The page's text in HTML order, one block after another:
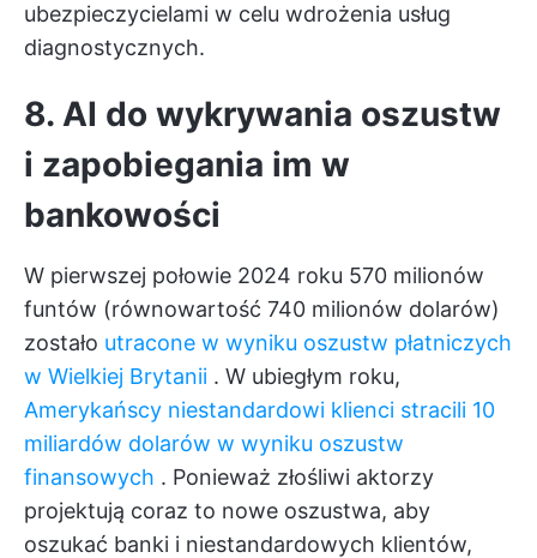
ubezpieczycielami w celu wdrożenia usług
diagnostycznych.
8. AI do wykrywania oszustw
i zapobiegania im w
bankowości
W pierwszej połowie 2024 roku 570 milionów
funtów (równowartość 740 milionów dolarów)
zostało utracone w wyniku oszustw płatniczych
w Wielkiej Brytanii . W ubiegłym roku,
Amerykańscy niestandardowi klienci stracili 10
miliardów dolarów w wyniku oszustw
finansowych . Ponieważ złośliwi aktorzy
projektują coraz to nowe oszustwa, aby
oszukać banki i niestandardowych klientów,